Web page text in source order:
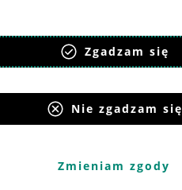
Zgadzam się
Nie zgadzam się
Zmieniam zgody